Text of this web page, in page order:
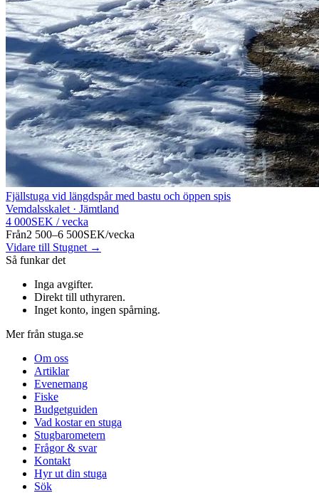
Fjällstuga vid längdspår med bastu och öppen spis
Vemdalsskalet · Jämtland
4 000SEK /vecka
Från2 500–6 500SEK/vecka
Vidare till Stugnet →
Så funkar det
Inga avgifter.
Direkt till uthyraren.
Inget konto, ingen spårning.
Mer från stuga.se
Om oss
Artiklar
Evenemang
Fiske
Budgetguiden
Vad kostar en stuga
Stugbarometern
Frågor & svar
Kontakt
Hyr ut din stuga
Sök